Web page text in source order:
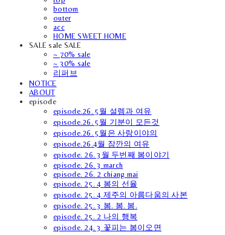
bottom
outer
acc
HOME SWEET HOME
SALE sale SALE
~ 70% sale
~ 30% sale
리퍼브
NOTICE
ABOUT
episode
episode.26. 5월 설렘과 여유
episode.26. 5월 기분이 모든것
episode.26. 5월은 사랑이야의
episode.26.4월 잠깐의 여유
episode. 26. 3월 두번째 봄이야기
episode. 26. 3 march
episode. 26. 2 chiang mai
episode. 25. 4 봄의 선율
episode. 25. 4 제주의 아름다움의 사본
episode. 25. 3 봄. 봄. 봄.
episode. 25. 2 나의 행복
episode. 24. 3 꽃피는 봄이오면